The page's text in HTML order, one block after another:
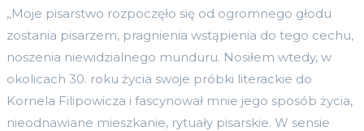
„Moje pisarstwo rozpoczęło się od ogromnego głodu
zostania pisarzem, pragnienia wstąpienia do tego cechu,
noszenia niewidzialnego munduru. Nosiłem wtedy, w
okolicach 30. roku życia swoje próbki literackie do
Kornela Filipowicza i fascynował mnie jego sposób życia,
nieodnawiane mieszkanie, rytuały pisarskie. W sensie